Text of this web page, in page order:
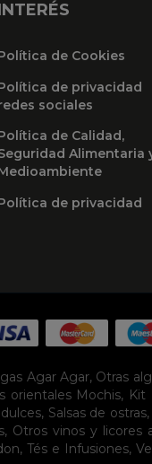
de Cookies
de privacidad
sociales
de Calidad,
Alimentaria
de privacidad
Agar Agar, Otras
orientales Mochis, Kit
, Salsas de ostras,
, Otros vinos y licores
, Tés e Infusiones,